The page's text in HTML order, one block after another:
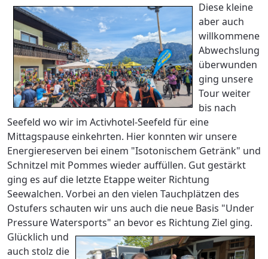
Diese kleine
aber auch
willkommene
Abwechslung
überwunden
ging unsere
Tour weiter
bis nach
Seefeld wo wir im Activhotel-Seefeld für eine
Mittagspause einkehrten. Hier konnten wir unsere
Energiereserven bei einem "Isotonischem Getränk" und
Schnitzel mit Pommes wieder auffüllen. Gut gestärkt
ging es auf die letzte Etappe weiter Richtung
Seewalchen. Vorbei an den vielen Tauchplätzen des
Ostufers schauten wir uns auch die neue Basis "Under
Pressure Watersports" an bevor es Richtung Ziel ging.
Glücklich und
auch stolz die